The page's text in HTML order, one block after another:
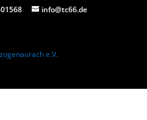
info@tc66.de